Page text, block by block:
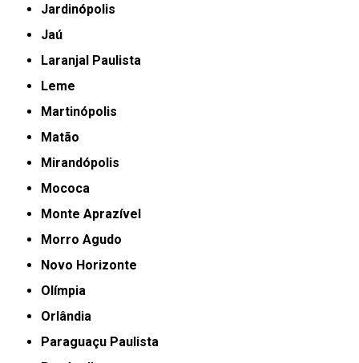
Jardinópolis
Jaú
Laranjal Paulista
Leme
Martinópolis
Matão
Mirandópolis
Mococa
Monte Aprazível
Morro Agudo
Novo Horizonte
Olímpia
Orlândia
Paraguaçu Paulista